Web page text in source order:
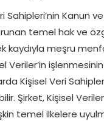
Sahipleri’nin Kanun
temel hak ve
kaydıyla meşru
Veriler’in
Kişisel Veri
Şirket, Kişisel
temel ilkelere